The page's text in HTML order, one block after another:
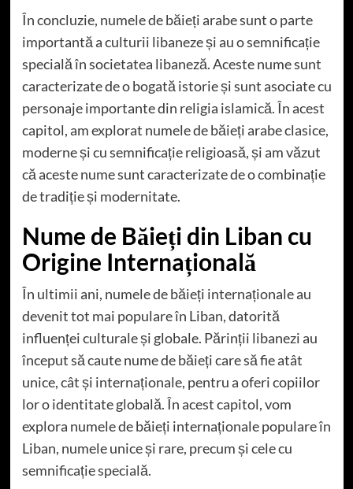
În concluzie, numele de băieți arabe sunt o parte
importantă a culturii libaneze și au o semnificație
specială în societatea libaneză. Aceste nume sunt
caracterizate de o bogată istorie și sunt asociate cu
personaje importante din religia islamică. În acest
capitol, am explorat numele de băieți arabe clasice,
moderne și cu semnificație religioasă, și am văzut
că aceste nume sunt caracterizate de o combinație
de tradiție și modernitate.
Nume de Băieți din Liban cu
Origine Internațională
În ultimii ani, numele de băieți internaționale au
devenit tot mai populare în Liban, datorită
influenței culturale și globale. Părinții libanezi au
început să caute nume de băieți care să fie atât
unice, cât și internaționale, pentru a oferi copiilor
lor o identitate globală. În acest capitol, vom
explora numele de băieți internaționale populare în
Liban, numele unice și rare, precum și cele cu
semnificație specială.